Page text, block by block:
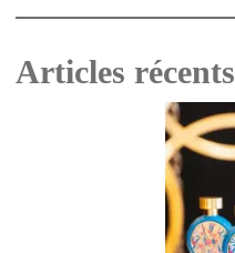
Articles récents